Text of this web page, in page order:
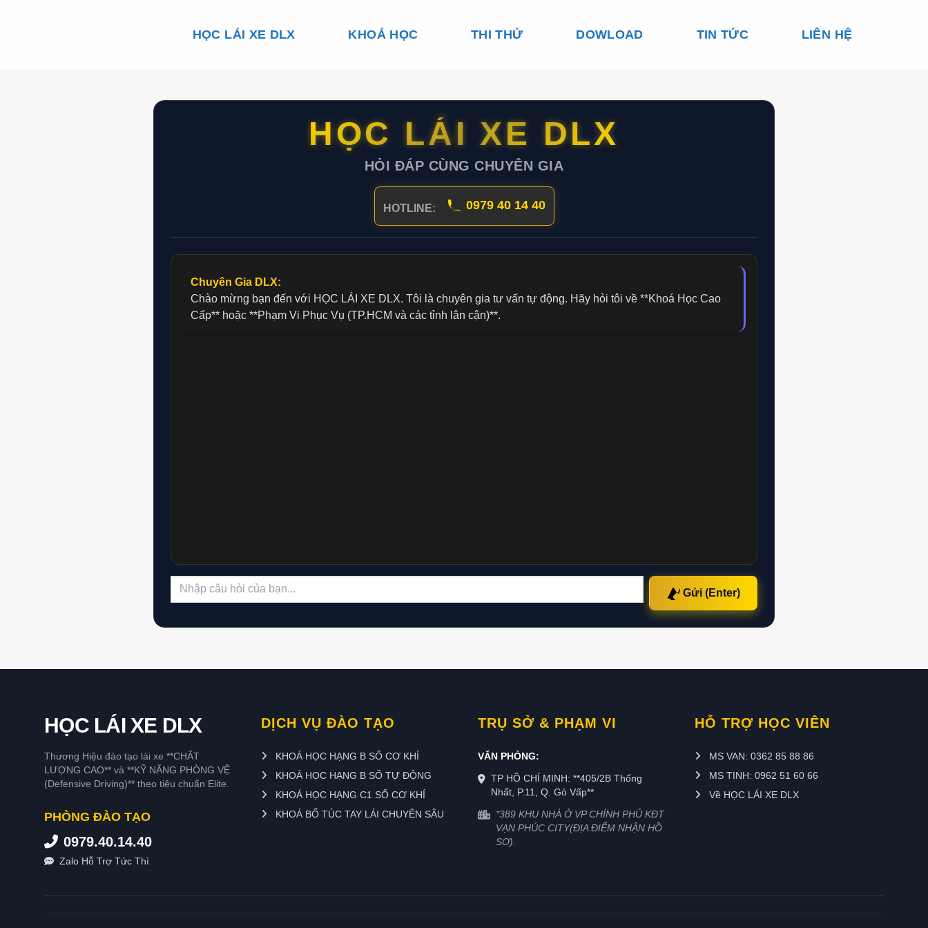
HỌC LÁI XE DLX KHOÁ HỌC THI THỬ DOWLOAD TIN TỨC LIÊN HỆ
HỌC LÁI XE DLX
HỎI ĐÁP CÙNG CHUYÊN GIA
HOTLINE: 0979 40 14 40
Chuyên Gia DLX:
Chào mừng bạn đến với HỌC LÁI XE DLX. Tôi là chuyên gia tư vấn tự động. Hãy hỏi tôi về **Khoá Học Cao
Cấp** hoặc **Phạm Vi Phục Vụ (TP.HCM và các tỉnh lân cận)**.
Gửi (Enter)
HỌC LÁI XE DLX
Thương Hiệu đào tạo lái xe **CHẤT
LƯỢNG CAO** và **KỸ NĂNG PHÒNG VỆ
(Defensive Driving)** theo tiêu chuẩn Elite.
PHÒNG ĐÀO TẠO
0979.40.14.40
Zalo Hỗ Trợ Tức Thì
DỊCH VỤ ĐÀO TẠO
KHOÁ HỌC HẠNG B SỐ CƠ KHÍ
KHOÁ HỌC HẠNG B SỐ TỰ ĐỘNG
KHOÁ HỌC HẠNG C1 SỐ CƠ KHÍ
KHOÁ BỔ TÚC TAY LÁI CHUYÊN SÂU
TRỤ SỞ & PHẠM VI
VĂN PHÒNG:
TP HỒ CHÍ MINH: **405/2B Thống
Nhất, P.11, Q. Gò Vấp**
*389 KHU NHÀ Ở VP CHÍNH PHỦ KĐT
VẠN PHÚC CITY(ĐỊA ĐIỂM NHẬN HỒ
SƠ).
HỖ TRỢ HỌC VIÊN
MS VAN: 0362 85 88 86
MS TINH: 0962 51 60 66
Về HỌC LÁI XE DLX